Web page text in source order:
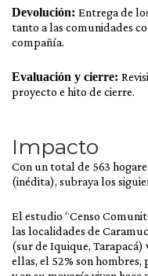
Devolución: Entrega de
tanto a las comunidades
compañía.
Evaluación y cierre:
proyecto e hito de cierre.
Impacto
Con un total de 563
(inédita), subraya los
El estudio “Censo
las localidades de
(sur de Iquique, Tarapacá)
ellas, el 52% son